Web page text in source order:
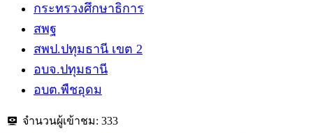
กระทรวงศึกษาธิการ
สพฐ
สพป.ปทุมธานี​ เขต 2
อบจ.ปทุมธานี
อบต.พืชอุดม
จำนวนผู้เข้าชม: 333